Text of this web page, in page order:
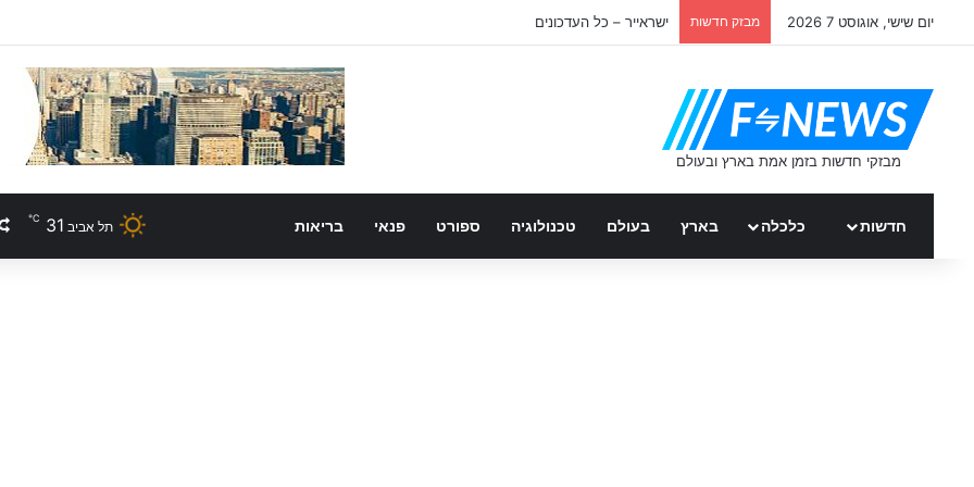
יום שישי, אוגוסט 7 2026 מבזק חדשות ישראייר – כל העדכונים
חדשות כלכלה בארץ בעולם טכנולוגיה ספורט פנאי בריאות תל אביב 31
℃